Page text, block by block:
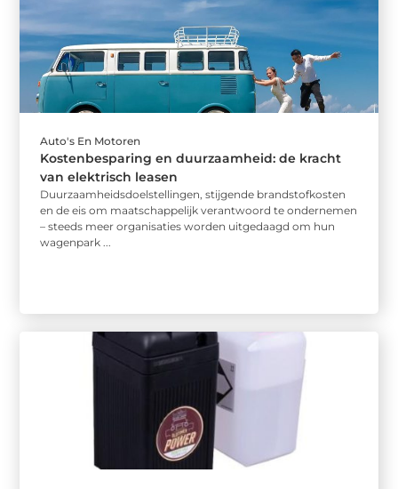
Auto's En Motoren
Kostenbesparing en duurzaamheid: de kracht
van elektrisch leasen
Duurzaamheidsdoelstellingen, stijgende brandstofkosten
en de eis om maatschappelijk verantwoord te ondernemen
– steeds meer organisaties worden uitgedaagd om hun
wagenpark ...